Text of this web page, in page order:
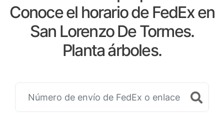
Conoce el horario de FedEx en
San Lorenzo De Tormes.
Planta árboles.